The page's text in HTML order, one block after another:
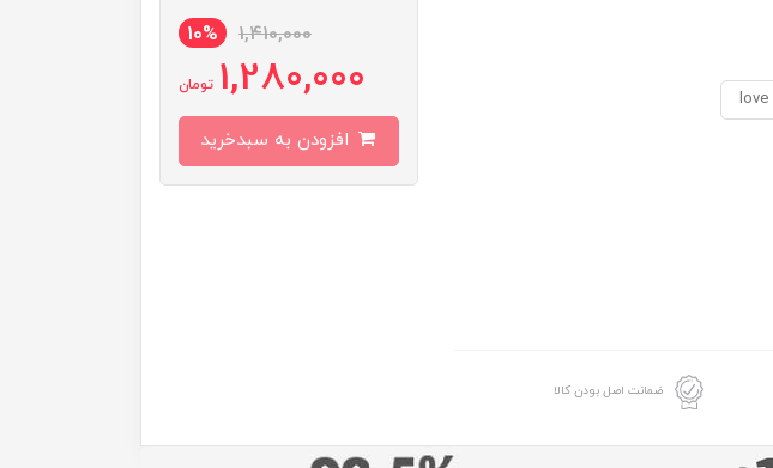
love
ضمانت اصل بودن کالا
1,410,000
10%
1,280,000 تومان